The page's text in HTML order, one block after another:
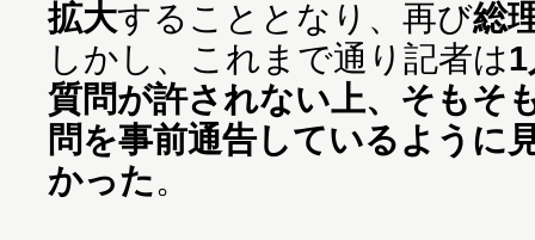
拡大することとなり、再び総
しかし、これまで通り記者は
質問が許されない上、そもそ
問を事前通告しているように
かった。